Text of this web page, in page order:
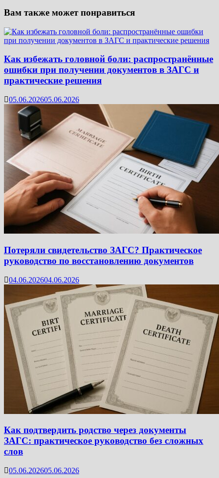
Вам также может понравиться
Как избежать головной боли: распространённые
ошибки при получении документов в ЗАГС и
практические решения
05.06.202605.06.2026
Потеряли свидетельство ЗАГС? Практическое
руководство по восстановлению документов
04.06.202604.06.2026
Как подтвердить родство через документы
ЗАГС: практическое руководство без сложных
слов
05.06.202605.06.2026